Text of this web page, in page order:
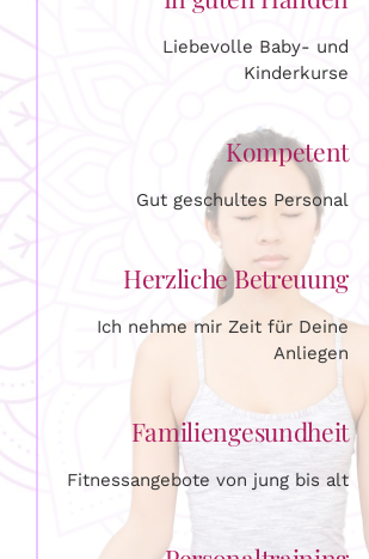
Liebevolle Baby- und
Kinderkurse
Kompetent
Gut geschultes Personal
Herzliche Betreuung
Ich nehme mir Zeit für Deine
Anliegen
Familiengesundheit
Fitnessangebote von jung bis alt
Personaltraining